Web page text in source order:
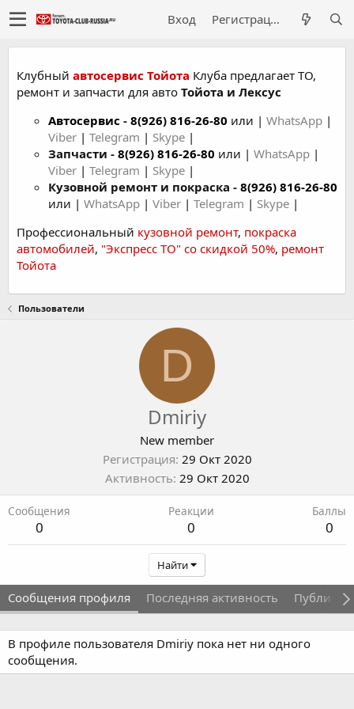
Вход Регистрация
Клубный автосервис Тойота Клуба предлагает ТО,
ремонт и запчасти для авто Тойота и Лексус
Автосервис - 8(926) 816-26-80 или | WhatsApp |
Viber | Telegram | Skype |
Запчасти - 8(926) 816-26-80 или | WhatsApp |
Viber | Telegram | Skype |
Кузовной ремонт и покраска - 8(926) 816-26-80
или | WhatsApp | Viber | Telegram | Skype |
Профессиональный кузовной ремонт, покраска
автомобилей, "Экспресс ТО" со скидкой 50%, ремонт
Тойота
Пользователи
D
Dmiriy
New member
Регистрация 29 Окт 2020
Активность 29 Окт 2020
Сообщения
0
Реакции
0
Баллы
0
Найти
Сообщения профиля Последняя активность
В профиле пользователя Dmiriy пока нет ни одного
сообщения.